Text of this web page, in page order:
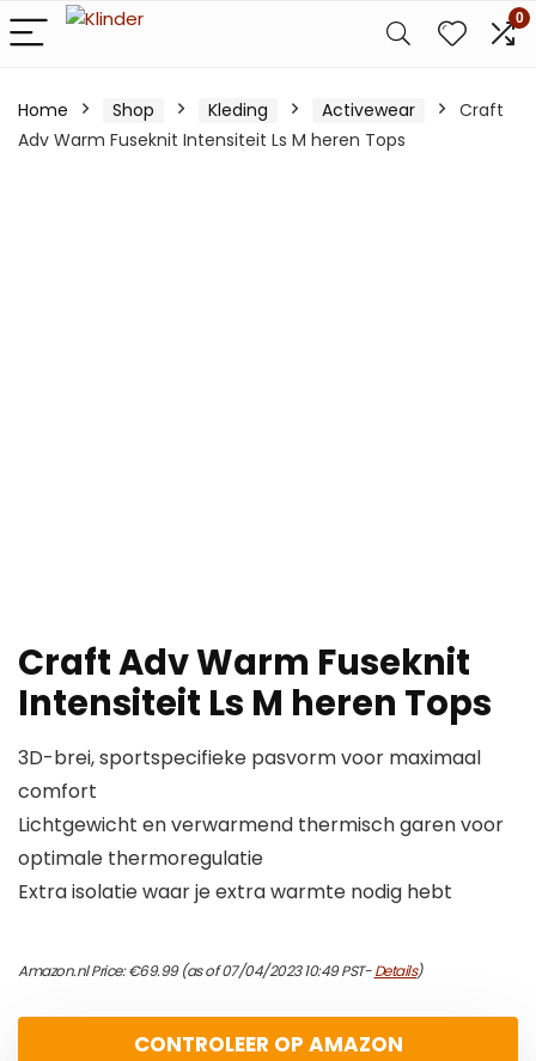
0
Home Shop Kleding Activewear
Craft
Adv Warm Fuseknit Intensiteit Ls M heren Tops
Craft Adv Warm Fuseknit
Intensiteit Ls M heren Tops
3D-brei, sportspecifieke pasvorm voor maximaal
comfort
Lichtgewicht en verwarmend thermisch garen voor
optimale thermoregulatie
Extra isolatie waar je extra warmte nodig hebt
Amazon.nl Price:€69.99(as of 07/04/2023 10:49 PST-Details)
CONTROLEER OP AMAZON